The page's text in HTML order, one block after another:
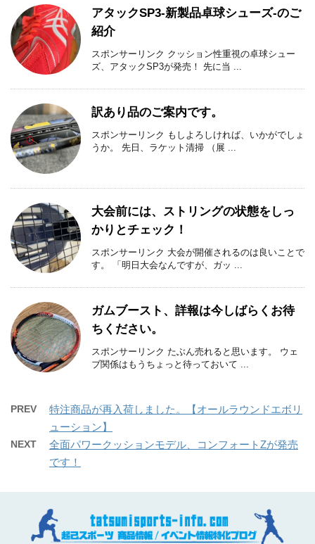
アタックSP3-新製品卓球シューズ-のご
紹介
スポンサーリンク クッション性重視の卓球シュー
ズ、アタックSP3が発売！ 先に当 ...
訳あり品のご案内です。
スポンサーリンク もしよろしければ、いかがでしょ
うか。 先日、ラケット清掃 （展 ...
大会前には、ストリングの状態をしっ
かりとチェック！
スポンサーリンク 大会が開催されるのは良いことで
す。 「明日大会なんですが、ガッ ...
ガムブースト、詳報は今しばらくお待
ちください。
スポンサーリンク たぶん売れると思います。 ウェ
ブ関係はもうちょっと待っておいて ...
PREV
特注商品が再入荷しました。【オールラウンドエボリ
ューション】
NEXT
全面パワークッションモデル、コンフォートZが発売
です！